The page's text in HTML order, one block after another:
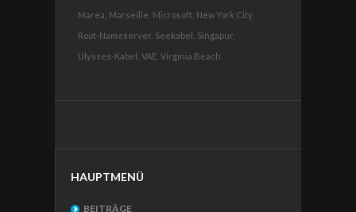
Marea, Marseille, Microsoft, New York City,
Root-Nameserver, Seekabel, Singapur,
Ulysses-Kabel, VAE, Virginia Beach
HAUPTMENÜ
BEITRÄGE